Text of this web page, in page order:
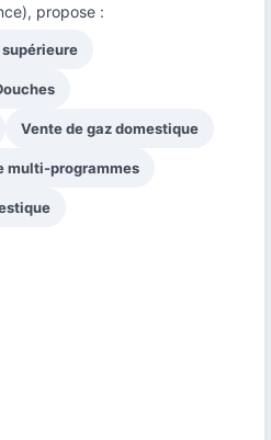
propose :
Vente de gaz domestique
multi-programmes